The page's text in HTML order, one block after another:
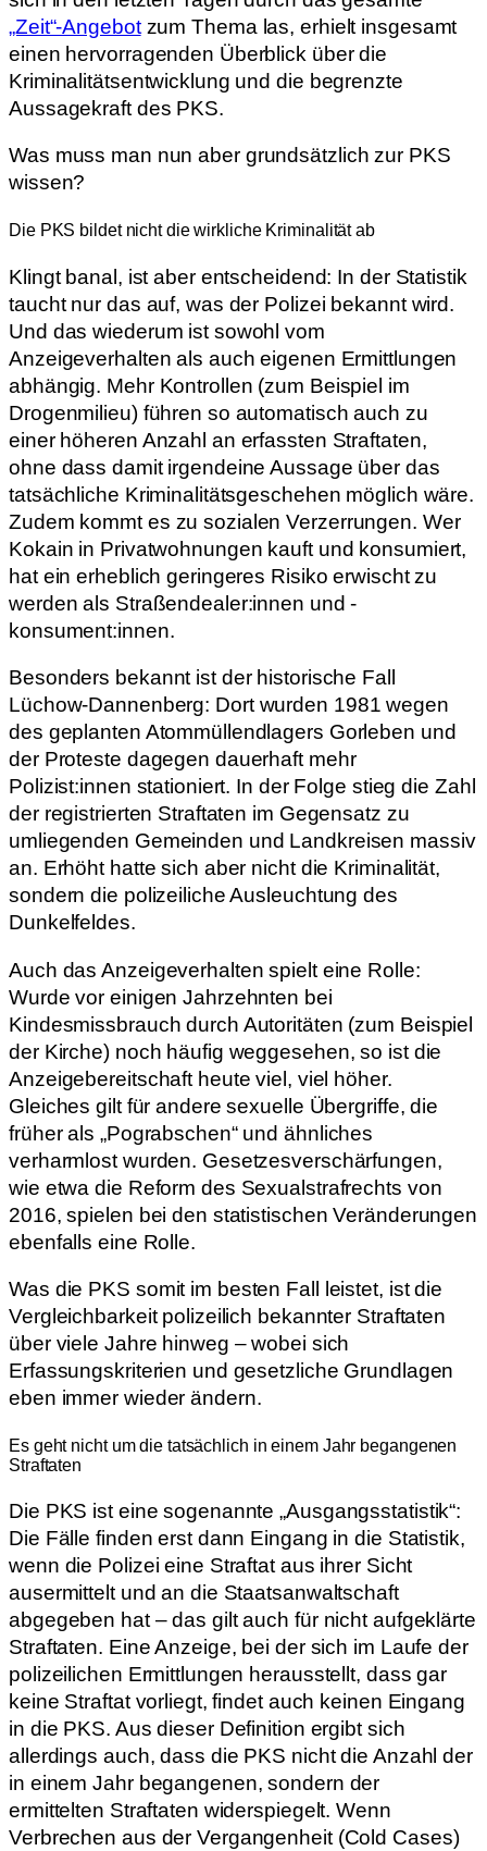
„Zeit“-Angebotzum Thema las, erhielt insgesamt
einen hervorragenden Überblick über die
Kriminalitätsentwicklung und die begrenzte
Aussagekraft des PKS.
Was muss man nun aber grundsätzlich zur PKS
wissen?
Die PKS bildet nicht die wirkliche Kriminalität ab
Klingt banal, ist aber entscheidend: In der Statistik
taucht nur das auf, was der Polizei bekannt wird.
Und das wiederum ist sowohl vom
Anzeigeverhalten als auch eigenen Ermittlungen
abhängig. Mehr Kontrollen (zum Beispiel im
Drogenmilieu) führen so automatisch auch zu
einer höheren Anzahl an erfassten Straftaten,
ohne dass damit irgendeine Aussage über das
tatsächliche Kriminalitätsgeschehen möglich wäre.
Zudem kommt es zu sozialen Verzerrungen. Wer
Kokain in Privatwohnungen kauft und konsumiert,
hat ein erheblich geringeres Risiko erwischt zu
werden als Straßendealer:innen und -
konsument:innen.
Besonders bekannt ist der historische Fall
Lüchow-Dannenberg: Dort wurden 1981 wegen
des geplanten Atommüllendlagers Gorleben und
der Proteste dagegen dauerhaft mehr
Polizist:innen stationiert. In der Folge stieg die Zahl
der registrierten Straftaten im Gegensatz zu
umliegenden Gemeinden und Landkreisen massiv
an. Erhöht hatte sich aber nicht die Kriminalität,
sondern die polizeiliche Ausleuchtung des
Dunkelfeldes.
Auch das Anzeigeverhalten spielt eine Rolle:
Wurde vor einigen Jahrzehnten bei
Kindesmissbrauch durch Autoritäten (zum Beispiel
der Kirche) noch häufig weggesehen, so ist die
Anzeigebereitschaft heute viel, viel höher.
Gleiches gilt für andere sexuelle Übergriffe, die
früher als „Pograbschen“ und ähnliches
verharmlost wurden. Gesetzesverschärfungen,
wie etwa die Reform des Sexualstrafrechts von
2016, spielen bei den statistischen Veränderungen
ebenfalls eine Rolle.
Was die PKS somit im besten Fall leistet, ist die
Vergleichbarkeit polizeilich bekannter Straftaten
über viele Jahre hinweg – wobei sich
Erfassungskriterien und gesetzliche Grundlagen
eben immer wieder ändern.
Es geht nicht um die tatsächlich in einem Jahr begangenen
Straftaten
Die PKS ist eine sogenannte „Ausgangsstatistik“:
Die Fälle finden erst dann Eingang in die Statistik,
wenn die Polizei eine Straftat aus ihrer Sicht
ausermittelt und an die Staatsanwaltschaft
abgegeben hat – das gilt auch für nicht aufgeklärte
Straftaten. Eine Anzeige, bei der sich im Laufe der
polizeilichen Ermittlungen herausstellt, dass gar
keine Straftat vorliegt, findet auch keinen Eingang
in die PKS. Aus dieser Definition ergibt sich
allerdings auch, dass die PKS nicht die Anzahl der
in einem Jahr begangenen, sondern der
ermittelten Straftaten widerspiegelt. Wenn
Verbrechen aus der Vergangenheit (Cold Cases)